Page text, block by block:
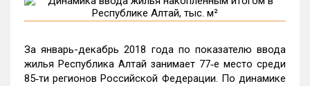
За январь-декабрь 2018 года по показателю ввода
жилья Республика Алтай занимает 77‑е место среди
85‑ти регионов Российской Федерации. По динамике